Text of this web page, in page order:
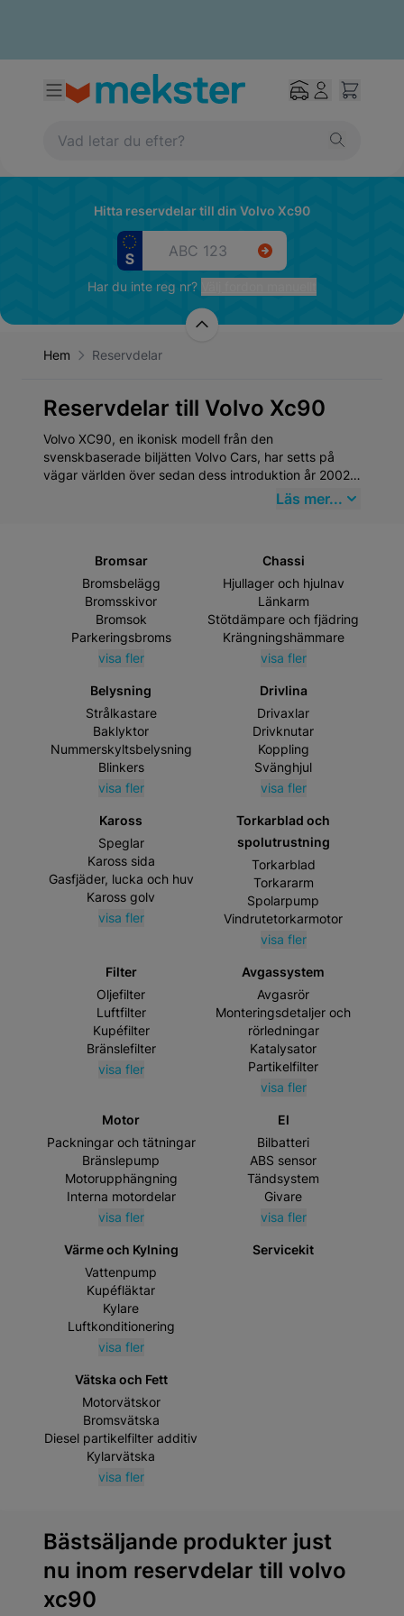
Hitta reservdelar till din Volvo Xc90
Har du inte reg nr?
Hem Reservdelar
Reservdelar till Volvo Xc90
Volvo XC90, en ikonisk modell från den
svenskbaserade biljätten Volvo Cars, har setts på
vägar världen över sedan dess introduktion år 2002.
Denna SUV är känd för sin robusta design,
kvaliteten på en Volvo XC90. Mekster.se erbjuder ett
omfattande sortiment av högkvalitativa
eftermarknadsdelar som uppfyller dessa krav.
Läs mer...
Bromsar
Bromsbelägg
Bromsskivor
Bromsok
Parkeringsbroms
visa fler
Chassi
Hjullager och hjulnav
Länkarm
Stötdämpare och fjädring
Krängningshämmare
visa fler
Belysning
Strålkastare
Baklyktor
Nummerskyltsbelysning
Blinkers
visa fler
Drivlina
Drivaxlar
Drivknutar
Koppling
Svänghjul
visa fler
Kaross
Speglar
Kaross sida
Gasfjäder, lucka och huv
Kaross golv
visa fler
Torkarblad och
spolutrustning
Torkarblad
Torkararm
Spolarpump
Vindrutetorkarmotor
visa fler
Filter
Oljefilter
Luftfilter
Kupéfilter
Bränslefilter
visa fler
Avgassystem
Avgasrör
Monteringsdetaljer och
rörledningar
Katalysator
Partikelfilter
visa fler
Motor
Packningar och tätningar
Bränslepump
Motorupphängning
Interna motordelar
visa fler
El
Bilbatteri
ABS sensor
Tändsystem
Givare
visa fler
Värme och Kylning
Vattenpump
Kupéfläktar
Kylare
Luftkonditionering
visa fler
Servicekit
Vätska och Fett
Motorvätskor
Bromsvätska
Diesel partikelfilter additiv
Kylarvätska
visa fler
Bästsäljande produkter just
nu inom reservdelar till volvo
xc90